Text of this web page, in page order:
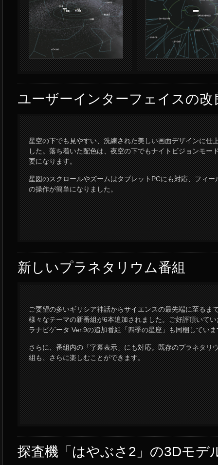
ユーザーインターフェイスの改
星空の下でも見やすい、洗練された美しい画面デザインに仕
した。落ち着いた配色は、夜空の下でもナイトビジョンモー
要になります。
星図のスクロールやズームはタブレットPCにも対応、フィー
の操作が簡単になりました。
新しいプラネタリウム番組
ご要望の多いギリシア神話からサイエンスの最先端に至るま
様々なテーマの新番組が6本追加されました。ご好評頂いて
ラナビゲータ Ver.9の追加番組「四季の星座」も同梱していま
さらに、番組内の「字幕表示」にも対応。既存のプラネタリ
組も、さらに楽しむことができます。
探査機「はやぶさ2」の3Dモデ